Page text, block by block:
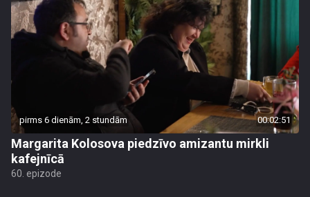
pirms 6 dienām, 2 stundām 00:02:51
Margarita Kolosova piedzīvo amizantu mirkli
kafejnīcā
60. epizode